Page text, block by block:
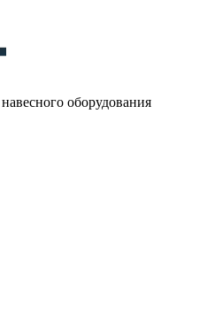
оборудования